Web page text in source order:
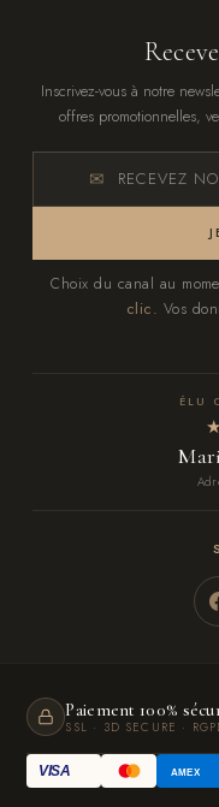
Inscrivez-vous à notre
offres promotionnelles,
RECEVEZ
Choix du canal au
clic. Vos
ÉLU
Paiement 100%
SSL · 3D SECURE ·
VISA AMEX